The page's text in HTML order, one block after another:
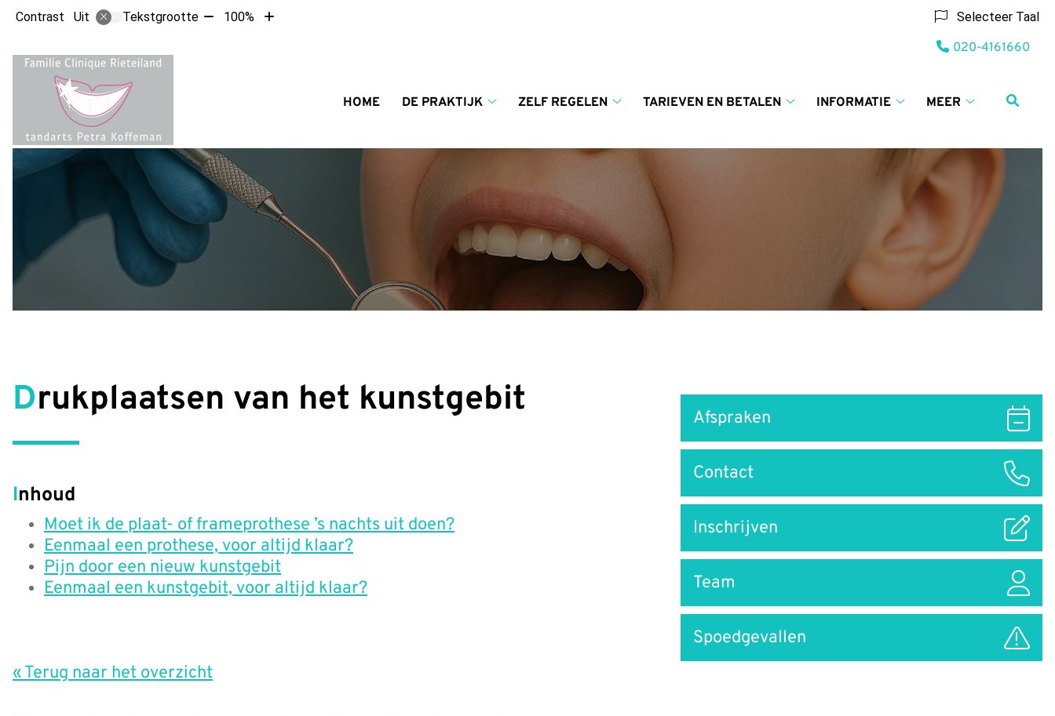
Contrast Uit Tekstgrootte Tekst100%
Tekst
Selecteer Taal
HOME
DE PRAKTIJK
submenu
ZELF REGELEN
submenu
TARIEVEN EN BETALEN
betalen
INFORMATIE
MEER
Tel:
020-4161660
Drukplaatsen van het kunstgebit
Inhoud
Moet ik de plaat- of frameprothese ’s nachts uit doen?
Eenmaal een prothese, voor altijd klaar?
Pijn door een nieuw kunstgebit
Eenmaal een kunstgebit, voor altijd klaar?
« Terug naar het overzicht
naar
Afspraken
Contact
Inschrijven
Team
Spoedgevallen